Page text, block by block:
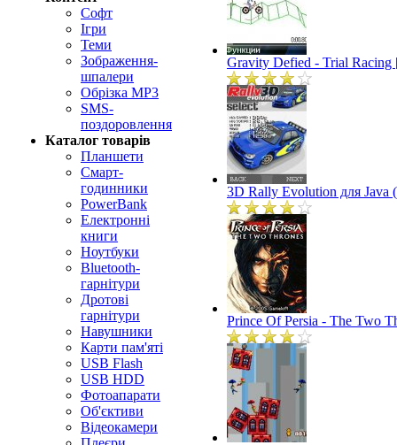
Софт
Ігри
Теми
Зображення-
шпалери
Обрізка MP3
SMS-
поздоровлення
Каталог товарів
Планшети
Смарт-
годинники
PowerBank
Електронні
книги
Ноутбуки
Bluetooth-
гарнітури
Дротові
гарнітури
Навушники
Карти пам'яті
USB Flash
USB HDD
Фотоапарати
Об'єктиви
Відеокамери
Gravity Defied - Trial
3D Rally Evolution для Java
Prince Of Persia - The Two